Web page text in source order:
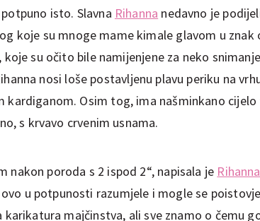
isto. Slavna Rihanna nedavno je
koje su mnoge mame kimale glavom u znak
koje su očito bile namijenjene za neko
nosi loše postavljenu plavu periku na
kardiganom. Osim tog, ima našminkano
s krvavo crvenim usnama.
nakon poroda s 2 ispod 2“, napisala je Rihanna
u potpunosti razumjele i mogle se
karikatura majčinstva, ali sve znamo o čemu